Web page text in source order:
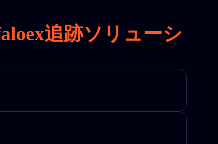
追跡ソリューシ